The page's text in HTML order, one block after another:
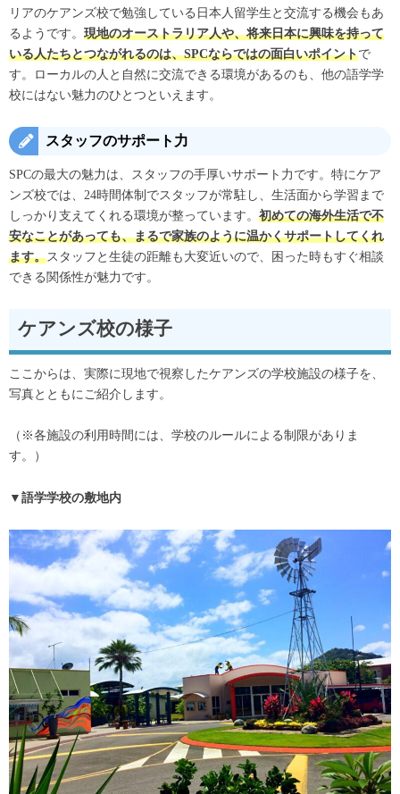
リアのケアンズ校で勉強している日本人留学生と交流する機会もあ
るようです。 現地のオーストラリア人や、将来日本に興味を持って
いる人たちとつながれるのは、SPCならではの面白いポイントで
す。ローカルの人と自然に交流できる環境があるのも、他の語学学
校にはない魅力のひとつといえます。
スタッフのサポート力
SPCの最大の魅力は、スタッフの手厚いサポート力です。特にケア
ンズ校では、24時間体制でスタッフが常駐し、生活面から学習まで
しっかり支えてくれる環境が整っています。 初めての海外生活で不
安なことがあっても、まるで家族のように温かくサポートしてくれ
ます。スタッフと生徒の距離も大変近いので、困った時もすぐ相談
できる関係性が魅力です。
ケアンズ校の様子
ここからは、実際に現地で視察したケアンズの学校施設の様子を、
写真とともにご紹介します。
（※各施設の利用時間には、学校のルールによる制限がありま
す。）
▼語学学校の敷地内